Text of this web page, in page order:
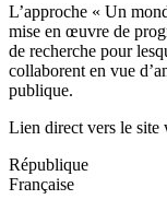
L’approche « Un
mise en œuvre de
de recherche pour
collaborent en vue
publique.
Lien direct vers le site
République
Française